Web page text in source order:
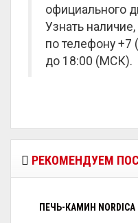
официального
Узнать
по телефону +7
до 18:00 (МСК).
РЕКОМЕНДУЕМ
ПЕЧЬ-КАМИН NORDICA